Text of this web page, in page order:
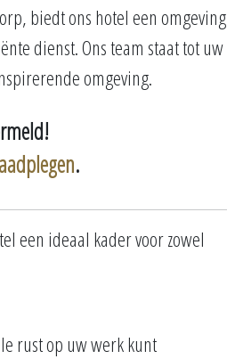
biedt ons hotel een omgeving
dienst. Ons team staat tot uw
omgeving.
.
een ideaal kader voor zowel
rust op uw werk kunt